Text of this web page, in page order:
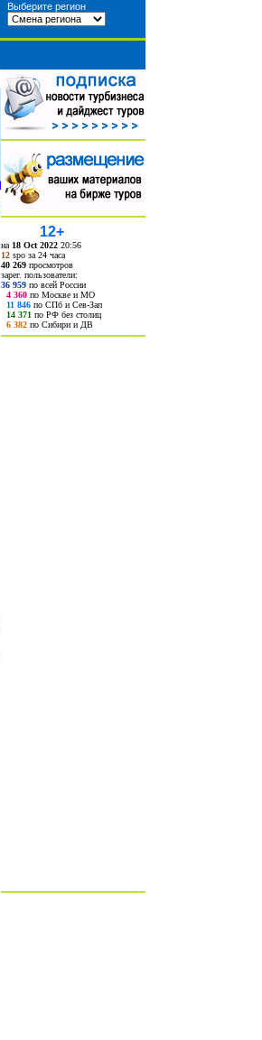
Выберите регион
12+
на 18 Oct 2022 20:56
12 spo за 24 часа
40 269 просмотров
зарег. пользователи:
36 959 по всей России
4 360 по Москве и МО
11 846 по СПб и Сев-Зап
14 371 по РФ без столиц
6 382 по Сибири и ДВ